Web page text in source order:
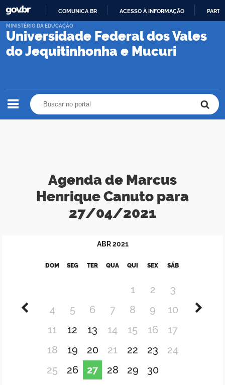
PARA
CONTEÚDO
COMUNICA BR ACESSO À INFORMAÇÃO
Universidade Federal dos Vales
do Jequitinhonha e Mucuri
MINISTÉRIO DA EDUCAÇÃO
Agenda de Marcus
Henrique Canuto para
27/04/2021
ABR 2021
DOM SEG TER QUA QUI SEX SÁB
1 2
3
4
5 6 7 8 9
10
11
12 13 14 15 16
17
18
19 20 21 22 23
24
25
26 27 28 29 30